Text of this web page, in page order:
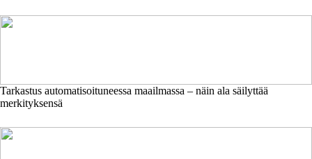
Tarkastus automatisoituneessa maailmassa – näin ala säilyttää
merkityksensä